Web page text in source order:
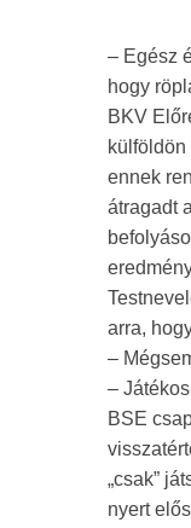
– Egész
hogy
BKV
ennek
átragadt
arra,
–
–
BSE
„csak”
nyert